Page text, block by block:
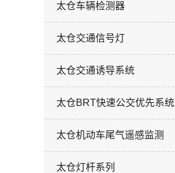
太仓车辆检测器
太仓交通信号灯
太仓交通诱导系统
太仓BRT快速公交优先系统
太仓机动车尾气遥感监测
太仓灯杆系列